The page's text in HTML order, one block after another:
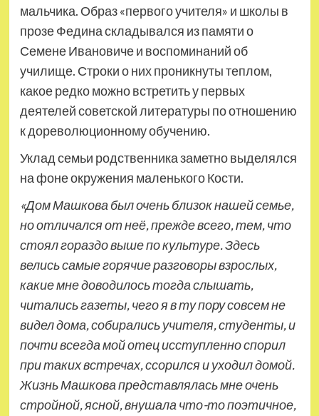
мальчика. Образ «первого учителя» и школы в
прозе Федина складывался из памяти о
Семене Ивановиче и воспоминаний об
училище. Строки о них проникнуты теплом,
какое редко можно встретить у первых
деятелей советской литературы по отношению
к дореволюционному обучению.
Уклад семьи родственника заметно выделялся
на фоне окружения маленького Кости.
«Дом Машкова был очень близок нашей семье,
но отличался от неё, прежде всего, тем, что
стоял гораздо выше по культуре. Здесь
велись самые горячие разговоры взрослых,
какие мне доводилось тогда слышать,
читались газеты, чего я в ту пору совсем не
видел дома, собирались учителя, студенты, и
почти всегда мой отец исступленно спорил
при таких встречах, ссорился и уходил домой.
Жизнь Машкова представлялась мне очень
стройной, ясной, внушала что-то поэтичное,